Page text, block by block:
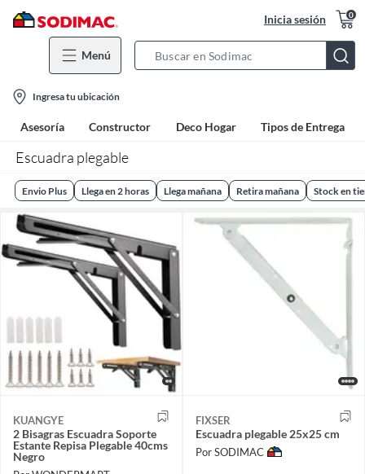
Inicia sesión 0
Menú
Bar
location-
icon
Ingresa tu ubicación
Asesoría Constructor Deco Hogar Tipos de Entrega
Escuadra plegable
Envio Plus Llega en 2 horas Llega mañana Retira mañana Stock en
KUANGYE
2 Bisagras Escuadra Soporte
Estante Repisa Plegable 40cms
Negro
FIXSER
Escuadra plegable 25x25 cm
Por SODIMAC